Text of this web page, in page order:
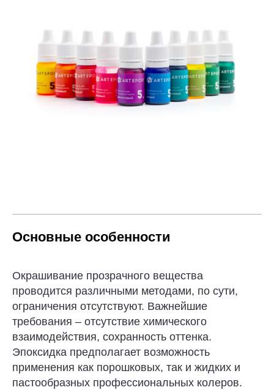
Основные особенности
Окрашивание прозрачного вещества
проводится различными методами, по сути,
ограничения отсутствуют. Важнейшие
требования – отсутствие химического
взаимодействия, сохранность оттенка.
Эпоксидка предполагает возможность
применения как порошковых, так и жидких и
пастообразных профессиональных колеров.